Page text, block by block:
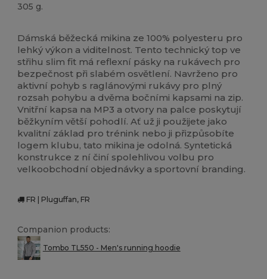
305 g.
Dámská běžecká mikina ze 100% polyesteru pro
lehký výkon a viditelnost. Tento technický top ve
střihu slim fit má reflexní pásky na rukávech pro
bezpečnost při slabém osvětlení. Navrženo pro
aktivní pohyb s raglánovými rukávy pro plný
rozsah pohybu a dvěma bočními kapsami na zip.
Vnitřní kapsa na MP3 a otvory na palce poskytují
běžkyním větší pohodlí. Ať už ji použijete jako
kvalitní základ pro trénink nebo ji přizpůsobíte
logem klubu, tato mikina je odolná. Syntetická
konstrukce z ní činí spolehlivou volbu pro
velkoobchodní objednávky a sportovní branding.
FR | Pluguffan, FR
Companion products:
Tombo TL550 - Men's running hoodie